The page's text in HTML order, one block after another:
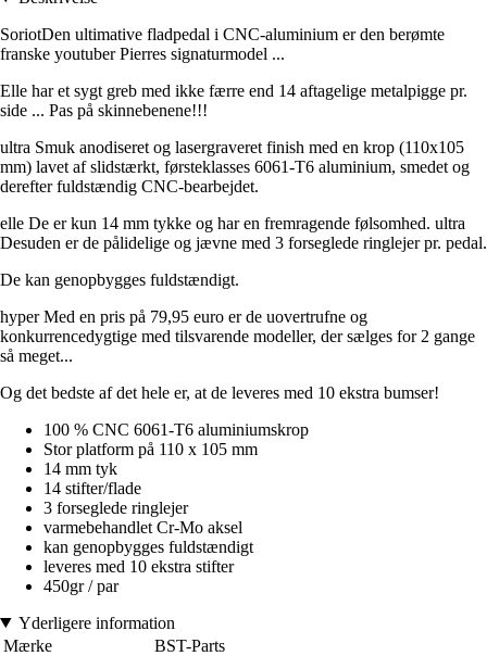
SoriotDen ultimative fladpedal i CNC-aluminium er den berømte
franske youtuber Pierres signaturmodel ...
Elle har et sygt greb med ikke færre end 14 aftagelige metalpigge pr.
side ... Pas på skinnebenene!!!
ultra Smuk anodiseret og lasergraveret finish med en krop (110x105
mm) lavet af slidstærkt, førsteklasses 6061-T6 aluminium, smedet og
derefter fuldstændig CNC-bearbejdet.
elle De er kun 14 mm tykke og har en fremragende følsomhed. ultra
Desuden er de pålidelige og jævne med 3 forseglede ringlejer pr. pedal.
De kan genopbygges fuldstændigt.
hyper Med en pris på 79,95 euro er de uovertrufne og
konkurrencedygtige med tilsvarende modeller, der sælges for 2 gange
så meget...
Og det bedste af det hele er, at de leveres med 10 ekstra bumser!
100 % CNC 6061-T6 aluminiumskrop
Stor platform på 110 x 105 mm
14 mm tyk
14 stifter/flade
3 forseglede ringlejer
varmebehandlet Cr-Mo aksel
kan genopbygges fuldstændigt
leveres med 10 ekstra stifter
450gr / par
Yderligere information
Mærke
BST-Parts